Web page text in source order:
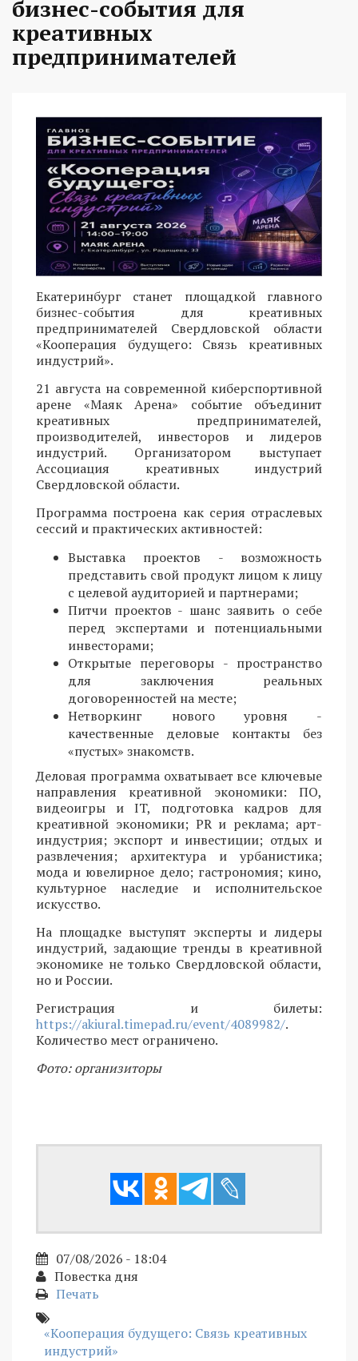
бизнес-события для
креативных
предпринимателей
Екатеринбург станет площадкой главного
бизнес-события для креативных
предпринимателей Свердловской области
«Кооперация будущего: Связь креативных
индустрий».
21 августа на современной киберспортивной
арене «Маяк Арена» событие объединит
креативных предпринимателей,
производителей, инвесторов и лидеров
индустрий. Организатором выступает
Ассоциация креативных индустрий
Свердловской области.
Программа построена как серия отраслевых
сессий и практических активностей:
Выставка проектов - возможность
представить свой продукт лицом к лицу
с целевой аудиторией и партнерами;
Питчи проектов - шанс заявить о себе
перед экспертами и потенциальными
инвесторами;
Открытые переговоры - пространство
для заключения реальных
договоренностей на месте;
Нетворкинг нового уровня -
качественные деловые контакты без
«пустых» знакомств.
Деловая программа охватывает все ключевые
направления креативной экономики: ПО,
видеоигры и IT, подготовка кадров для
креативной экономики; PR и реклама; арт-
индустрия; экспорт и инвестиции; отдых и
развлечения; архитектура и урбанистика;
мода и ювелирное дело; гастрономия; кино,
культурное наследие и исполнительское
искусство.
На площадке выступят эксперты и лидеры
индустрий, задающие тренды в креативной
экономике не только Свердловской области,
но и России.
Регистрация и билеты:
https://akiural.timepad.ru/event/4089982/.
Количество мест ограничено.
Фото: организиторы
07/08/2026 - 18:04
Повестка дня
Печать
«Кооперация будущего: Связь креативных
индустрий»